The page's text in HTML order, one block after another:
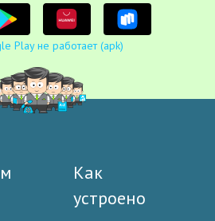
Play не работает (apk)
Как
устроено